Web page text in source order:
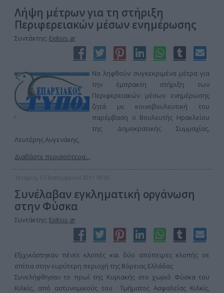
Λήψη μέτρων για τη στήριξη
Περιφερειακών μέσων ενημέρωσης
Συντάκτης: Eidisis.gr
Να ληφθούν συγκεκριμένα μέτρα για
την έμπρακτη στήριξη των
Περιφερειακών μέσων ενημέρωσης
ζητά με κοινοβουλευτική του
παρέμβαση ο Βουλευτής Ηρακλείου
της Δημοκρατικής Συμμαχίας,
Λευτέρης Αυγενάκης,
Διαβάστε περισσότερα...
Τετάρτη, 07 Σεπτεμβρίου 2011 18:36
Συνέλαβαν εγκληματική οργάνωση
στην Φύσκα
Συντάκτης: Eidisis.gr
Εξιχνιάστηκαν πέντε κλοπές και δύο απόπειρες κλοπής σε
σπίτια στην ευρύτερη περιοχή της Βόρειας Ελλάδας
Συνελήφθησαν το πρωί της Κυριακής στο χωριό Φύσκα του
Κιλκίς, από αστυνομικούς του Τμήματος Ασφαλείας Κιλκίς,